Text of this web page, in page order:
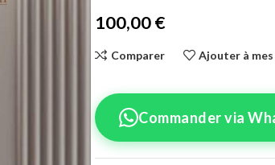
100,00€
Comparer Ajouter à
Commander via